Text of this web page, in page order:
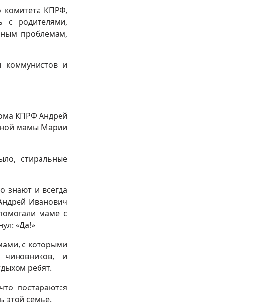
комитета КПРФ,
с родителями,
проблемам,
коммунистов и
КПРФ Андрей
мамы Марии
стиральные
знают и всегда
Иванович
маме с
«Да!»
с которыми
чиновников, и
ребят.
постараются
этой семье.